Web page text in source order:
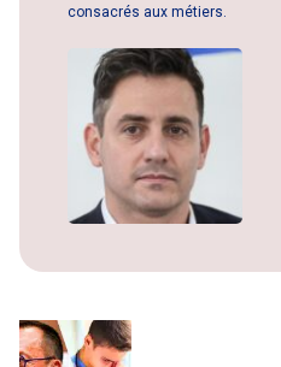
consacrés aux métiers.